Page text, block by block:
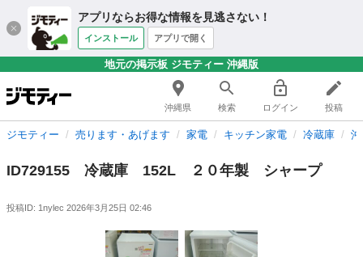
アプリならお得な情報を見逃さない！
インストール アプリで開く
地元の掲示板 ジモティー 沖縄版
沖縄県 検索 ログイン 投稿
ジモティー 売ります・あげます 家電 キッチン家電 冷蔵庫
ID729155 冷蔵庫 152L ２０年製 シャープ
投稿ID: 1nylec 2026年3月25日 02:46